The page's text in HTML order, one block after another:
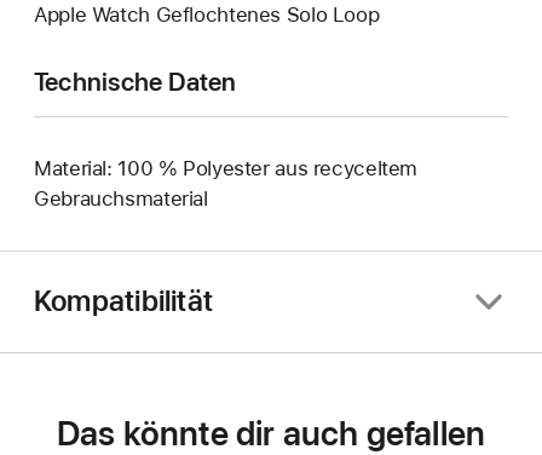
Apple Watch Geflochtenes Solo Loop
Technische Daten
Material: 100 % Polyester aus recyceltem
Gebrauchsmaterial
Kompatibilität
Das könnte dir auch gefallen